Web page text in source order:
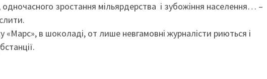
зростання мільярдерства і зубожіння населення… –
«Марс», в шоколаді, от лише невгамовні журналісти риються і